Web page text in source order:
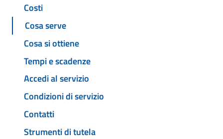
Costi
Cosa serve
Cosa si ottiene
Tempi e scadenze
Accedi al servizio
Condizioni di servizio
Contatti
Strumenti di tutela